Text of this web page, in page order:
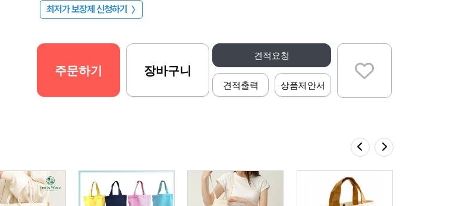
최저가 보장제 신청하기 〉
견적요청
견적출력 상품제안서
주문하기 장바구니